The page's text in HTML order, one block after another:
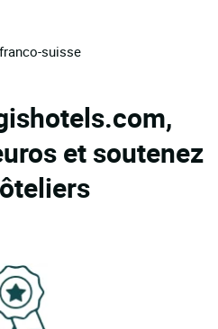
suisse
et soutenez